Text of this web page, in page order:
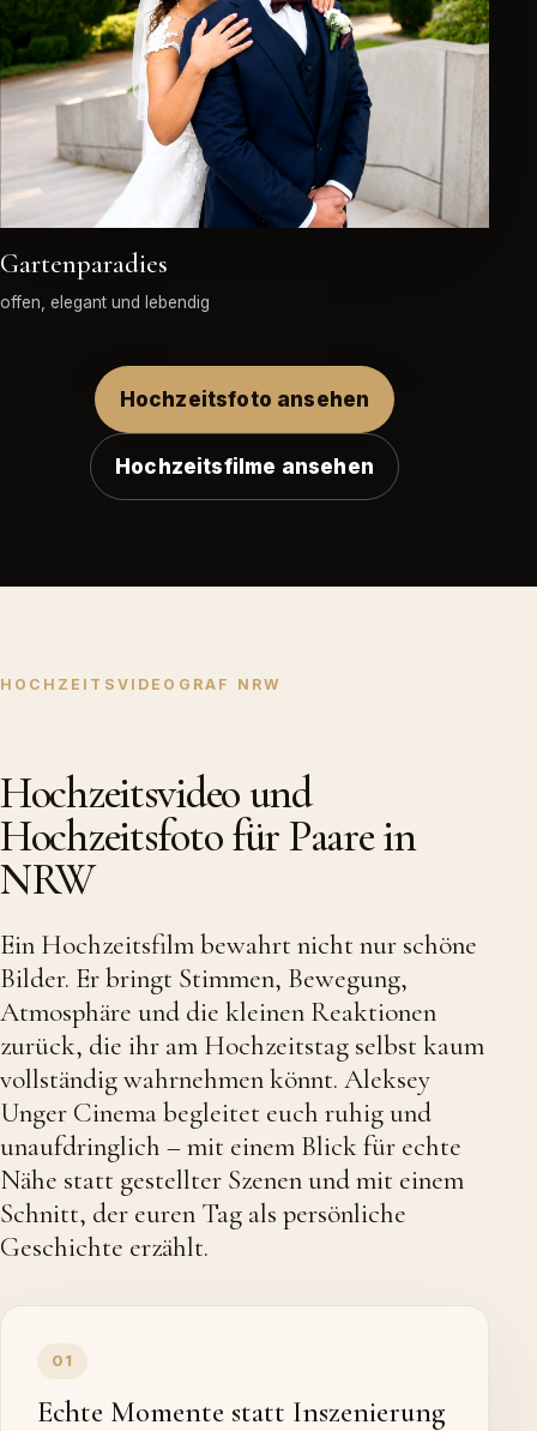
Gartenparadies
offen, elegant und lebendig
Hochzeitsfoto ansehen
Hochzeitsfilme ansehen
HOCHZEITSVIDEOGRAF NRW
Hochzeitsvideo und
Hochzeitsfoto für Paare in
NRW
Ein Hochzeitsfilm bewahrt nicht nur schöne
Bilder. Er bringt Stimmen, Bewegung,
Atmosphäre und die kleinen Reaktionen
zurück, die ihr am Hochzeitstag selbst kaum
vollständig wahrnehmen könnt. Aleksey
Unger Cinema begleitet euch ruhig und
unaufdringlich – mit einem Blick für echte
Nähe statt gestellter Szenen und mit einem
Schnitt, der euren Tag als persönliche
Geschichte erzählt.
01
Echte Momente statt Inszenierung